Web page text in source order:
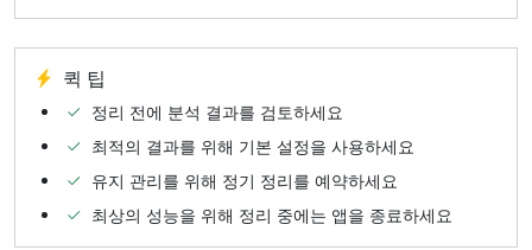
퀵 팁
정리 전에 분석 결과를 검토하세요
최적의 결과를 위해 기본 설정을 사용하세요
유지 관리를 위해 정기 정리를 예약하세요
최상의 성능을 위해 정리 중에는 앱을 종료하세요